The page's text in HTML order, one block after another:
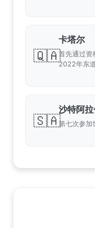
🇶🇦
卡塔尔
首先通过资
2022年东
🇸🇦
沙特阿
第七次参